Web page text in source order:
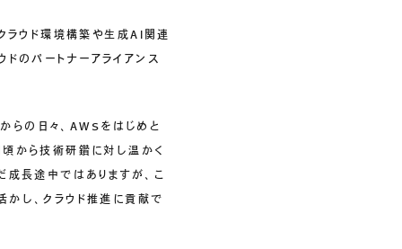
ラウド環境構築や生成AI関連
のパートナーアライアンス
の日々、AWSをはじめと
から技術研鑽に対し温かく
成長途中ではありますが、こ
し、クラウド推進に貢献で